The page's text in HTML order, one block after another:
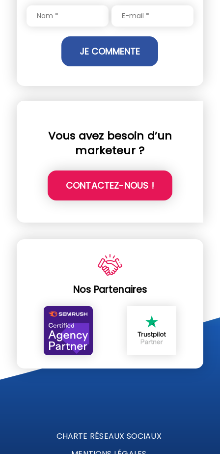
Vous avez besoin d’un
marketeur ?
CONTACTEZ-NOUS !
Nos Partenaires
CHARTE RÉSEAUX SOCIAUX